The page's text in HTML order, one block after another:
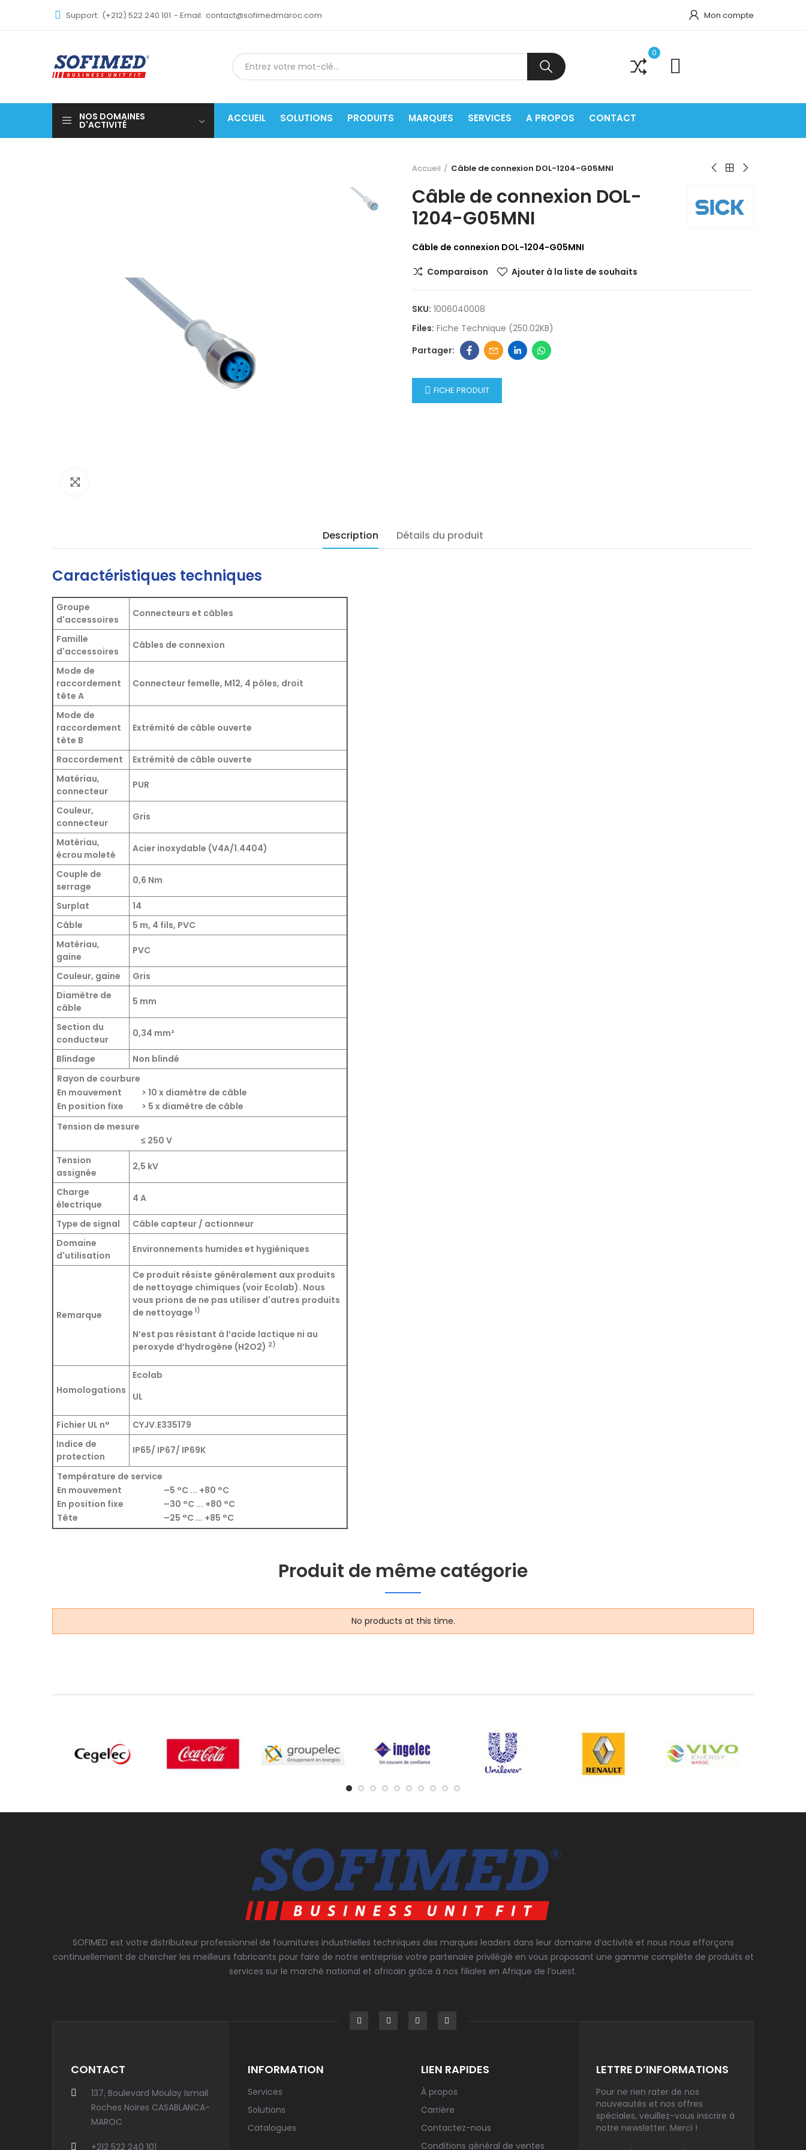
Support: (+212) 522 240 101 - Email: contact@sofimedmaroc.com Mon compte
0
NOS DOMAINES
D'ACTIVITÉ
ACCUEIL SOLUTIONS PRODUITS MARQUES SERVICES A PROPOS CONTACT
Accueil Câble de connexion DOL-1204-G05MNI
Câble de connexion DOL-
1204-G05MNI
Câble de connexion DOL-1204-G05MNI
Comparaison Ajouter à la liste de souhaits
SKU: 1006040008
Files: Fiche Technique (250.02KB)
FICHE PRODUIT
Description Détails du produit
Caractéristiques techniques
Groupe
d'accessoires
Connecteurs et câbles
Famille
d'accessoires
Câbles de connexion
Mode de
raccordement
tête A
Connecteur femelle, M12, 4 pôles, droit
Mode de
raccordement
tête B
Extrémité de câble ouverte
Raccordement
Extrémité de câble ouverte
Matériau,
connecteur
PUR
Couleur,
connecteur
Gris
Matériau,
écrou moleté
Acier inoxydable (V4A/1.4404)
Couple de
serrage
0,6 Nm
Surplat
14
Câble
5 m, 4 fils, PVC
Matériau,
gaine
PVC
Couleur, gaine
Gris
Diamètre de
câble
5 mm
Section du
conducteur
0,34 mm²
Blindage
Non blindé
Rayon de courbure
En mouvement
> 10 x diamètre de câble
En position fixe
> 5 x diamètre de câble
Tension de mesure
≤ 250 V
Tension
assignée
2,5 kV
Charge
électrique
4 A
Type de signal
Câble capteur / actionneur
Domaine
d'utilisation
Environnements humides et hygiéniques
Remarque
Ce produit résiste généralement aux produits
de nettoyage chimiques (voir Ecolab). Nous
vous prions de ne pas utiliser d'autres produits
de nettoyage 1)
N’est pas résistant à l’acide lactique ni au
peroxyde d’hydrogène (H2O2) 2)
Homologations
Ecolab
UL
Fichier UL n°
CYJV.E335179
Indice de
protection
IP65/ IP67/ IP69K
Température de service
En mouvement
–5 °C ... +80 °C
En position fixe
–30 °C ... +80 °C
Tête
–25 °C ... +85 °C
Produit de même catégorie
No products at this time.
SOFIMED est votre distributeur professionnel de fournitures industrielles techniques des marques leaders dans leur domaine d’activité et nous nous efforçons
continuellement de chercher les meilleurs fabricants pour faire de notre entreprise votre partenaire privilégié en vous proposant une gamme complète de produits et
services sur le marché national et africain grâce à nos filiales en Afrique de l’ouest.
CONTACT
137, Boulevard Moulay Ismail
Roches Noires CASABLANCA-
MAROC
+212 522 240 101
INFORMATION
Services
Solutions
Catalogues
LIEN RAPIDES
À propos
Carrière
Contactez-nous
Conditions général de ventes
LETTRE D’INFORMATIONS
Pour ne rien rater de nos
nouveautés et nos offres
spéciales, veuillez-vous inscrire à
notre newsletter. Merci !